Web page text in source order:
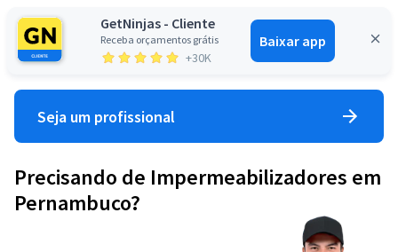
GetNinjas - Cliente
Receba orçamentos grátis
+30K
Baixar app
Entrar
Seja um profissional
Precisando de Impermeabilizadores em
Pernambuco?